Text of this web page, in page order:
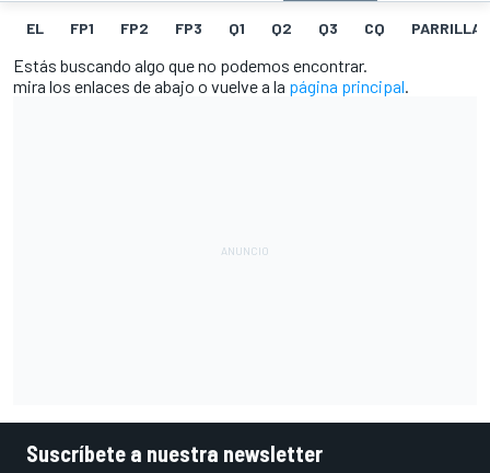
EL FP1 FP2 FP3 Q1 Q2 Q3 CQ PARRILLA
Estás buscando algo que no podemos encontrar.
mira los enlaces de abajo o vuelve a la página principal.
Suscríbete a nuestra newsletter